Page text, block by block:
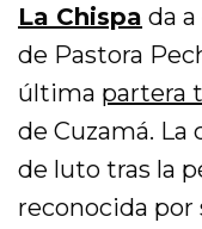
La Chispa da
de Pastora
última partera
de Cuzamá.
de luto tras la
reconocida por